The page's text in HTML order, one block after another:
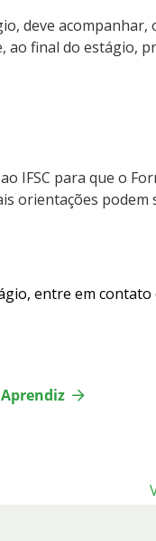
deve acompanhar,
ao final do estágio,
IFSC para que o
orientações podem
entre em contato